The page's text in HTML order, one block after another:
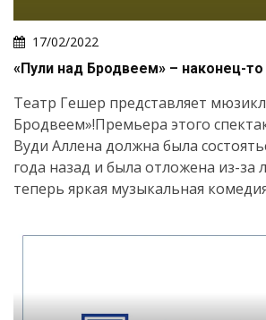
17/02/2022
«Пули над Бродвеем» – наконец-
Театр Гешер представляет
Бродвеем»!Премьера этого
Вуди Аллена должна была
года назад и была отложена из-за
теперь яркая музыкальная